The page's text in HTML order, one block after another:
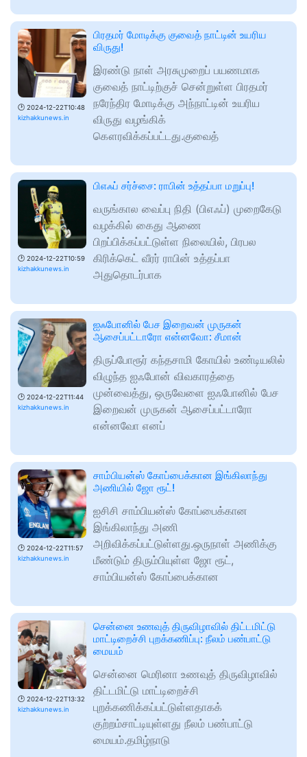
🕑 2024-12-22T10:48
kizhakkunews.in
பிரதமர் மோடிக்கு குவைத் நாட்டின் உயரிய
விருது!
இரண்டு நாள் அரசுமுறைப் பயணமாக
குவைத் நாட்டிற்குச் சென்றுள்ள பிரதமர்
நரேந்திர மோடிக்கு அந்நாட்டின் உயரிய
விருது வழங்கிக்
கௌரவிக்கப்பட்டது.குவைத்
🕑 2024-12-22T10:59
kizhakkunews.in
பிஎஃப் சர்ச்சை: ராபின் உத்தப்பா மறுப்பு!
வருங்கால வைப்பு நிதி (பிஎஃப்) முறைகேடு
வழக்கில் கைது ஆணை
பிறப்பிக்கப்பட்டுள்ள நிலையில், பிரபல
கிரிக்கெட் வீரர் ராபின் உத்தப்பா
அதுதொடர்பாக
🕑 2024-12-22T11:44
kizhakkunews.in
ஐஃபோனில் பேச இறைவன் முருகன்
ஆசைப்பட்டாரோ என்னவோ: சீமான்
திருப்போரூர் கந்தசாமி கோயில் உண்டியலில்
விழுந்த ஐஃபோன் விவகாரத்தை
முன்வைத்து, ஒருவேளை ஐஃபோனில் பேச
இறைவன் முருகன் ஆசைப்பட்டாரோ
என்னவோ எனப்
🕑 2024-12-22T11:57
kizhakkunews.in
சாம்பியன்ஸ் கோப்பைக்கான இங்கிலாந்து
அணியில் ஜோ ரூட்!
ஐசிசி சாம்பியன்ஸ் கோப்பைக்கான
இங்கிலாந்து அணி
அறிவிக்கப்பட்டுள்ளது.ஒருநாள் அணிக்கு
மீண்டும் திரும்பியுள்ள ஜோ ரூட்,
சாம்பியன்ஸ் கோப்பைக்கான
🕑 2024-12-22T13:32
kizhakkunews.in
சென்னை உணவுத் திருவிழாவில் திட்டமிட்டு
மாட்டிறைச்சி புறக்கணிப்பு: நீலம் பண்பாட்டு
மையம்
சென்னை மெரினா உணவுத் திருவிழாவில்
திட்டமிட்டு மாட்டிறைச்சி
புறக்கணிக்கப்பட்டுள்ளதாகக்
குற்றம்சாட்டியுள்ளது நீலம் பண்பாட்டு
மையம்.தமிழ்நாடு